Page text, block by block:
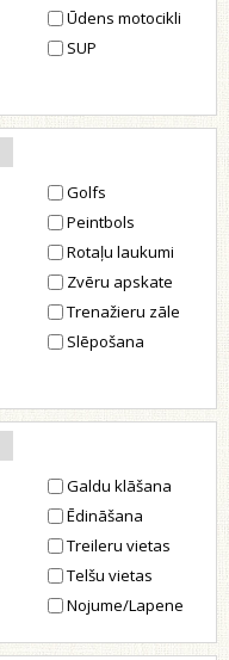
Ūdens motocikli
SUP
Golfs
Peintbols
Rotaļu laukumi
Zvēru apskate
Trenažieru zāle
Slēpošana
Galdu klāšana
Ēdināšana
Treileru vietas
Telšu vietas
Nojume/Lapene